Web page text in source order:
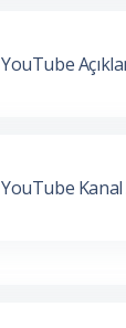
YouTube
YouTube